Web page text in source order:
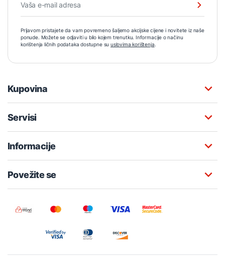
Prijavom pristajete da vam povremeno šaljemo akcijske cijene i novitete iz naše
ponude. Možete se odjaviti u bilo kojem trenutku. Informacije o načinu
korištenja ličnih podataka dostupne su uslovima korištenja.
Kupovina
Servisi
Informacije
Povežite se